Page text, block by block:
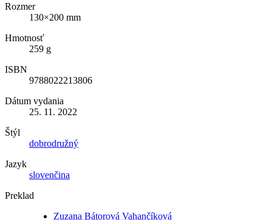
Rozmer
130×200 mm
Hmotnosť
259 g
ISBN
9788022213806
Dátum vydania
25. 11. 2022
Štýl
dobrodružný
Jazyk
slovenčina
Preklad
Zuzana Bátorová Vahančíková